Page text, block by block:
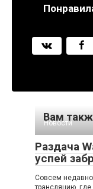
Вам
Новости
Раздача
успей
Совсем
трансляцию,